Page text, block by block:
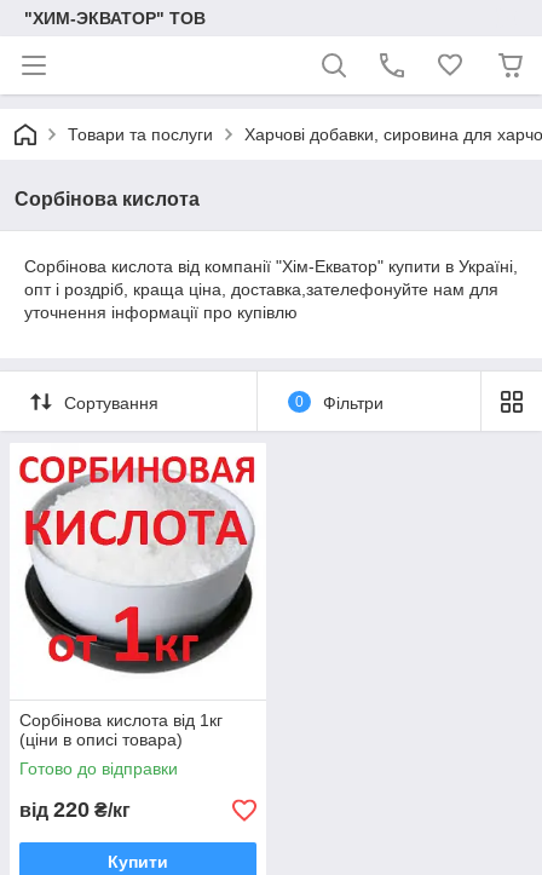
"ХИМ-ЭКВАТОР" ТОВ
Товари та послуги Харчові добавки, сировина для
Сорбінова кислота
Сорбінова кислота від компанії "Хім-Екватор" купити в Україні,
опт і роздріб, краща ціна, доставка,зателефонуйте нам для
уточнення інформації про купівлю
Сортування 0 Фільтри
Сорбінова кислота від 1кг
(ціни в описі товара)
Готово до відправки
від 220 ₴/кг
Купити